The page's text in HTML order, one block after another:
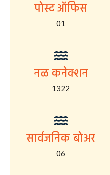
पोस्ट ऑफिस
01
नळ कनेक्शन
1322
सार्वजनिक बोअर
06